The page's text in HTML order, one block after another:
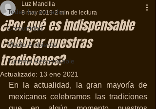
Todas las entradas
Comunidad
Medio Ambiente
Turismo Responsable
¿Por qué es indispensable
celebrar nuestras
tradiciones?
Luz Mancilla
8 may 2019 2 min de lectura
Actualizado: 13 ene 2021
En la actualidad, la gran mayoría de
mexicanos celebramos las tradiciones